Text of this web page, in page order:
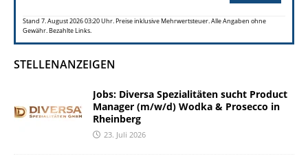
Stand 7. August 2026 03:20 Uhr. Preise inklusive Mehrwertsteuer. Alle Angaben ohne
Gewähr. Bezahlte Links.
STELLENANZEIGEN
Jobs: Diversa Spezialitäten sucht Product
Manager (m/w/d) Wodka & Prosecco in
Rheinberg
23. Juli 2026